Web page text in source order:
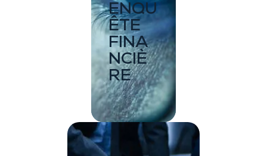
ENQU
ÊTE
FINA
NCIÈ
RE